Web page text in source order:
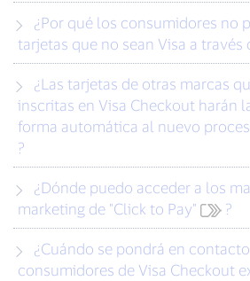
tarjetas que no sean Visa a través
inscritas en Visa Checkout harán
forma automática al nuevo
?
marketing de "Click to Pay"
?
consumidores de Visa Checkout